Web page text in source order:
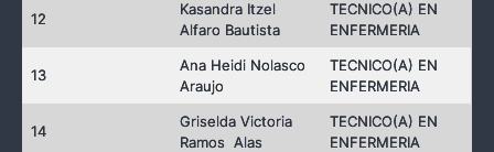
12
Kasandra Itzel
Alfaro Bautista
TECNICO(A) EN
ENFERMERIA
13
Ana Heidi Nolasco
Araujo
TECNICO(A) EN
ENFERMERIA
14
Griselda Victoria
Ramos Alas
TECNICO(A) EN
ENFERMERIA